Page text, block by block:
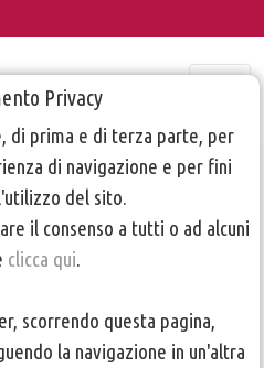
Privacy
di prima e di terza parte, per
di navigazione e per fini
del sito.
il consenso a tutti o ad alcuni
clicca qui.
scorrendo questa pagina,
la navigazione in un'altra